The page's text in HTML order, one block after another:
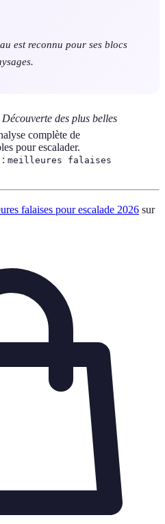
est reconnu pour ses blocs
Découverte des plus belles
complète de
pour escalader.
meilleures falaises
falaises pour escalade 2026 sur